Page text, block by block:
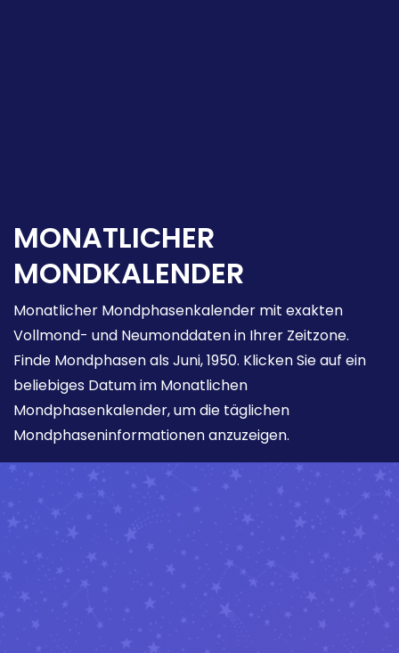
MONATLICHER
MONDKALENDER
Monatlicher Mondphasenkalender mit exakten
Vollmond- und Neumonddaten in Ihrer Zeitzone.
Finde Mondphasen als Juni, 1950. Klicken Sie auf ein
beliebiges Datum im Monatlichen
Mondphasenkalender, um die täglichen
Mondphaseninformationen anzuzeigen.